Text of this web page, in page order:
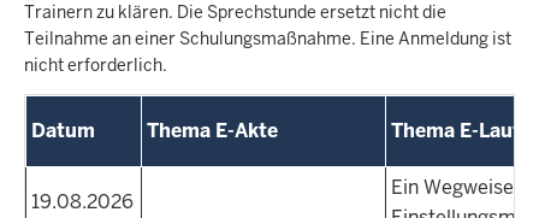
Trainern zu klären. Die Sprechstunde ersetzt nicht die
Teilnahme an einer Schulungsmaßnahme. Eine Anmeldung ist
nicht erforderlich.
Datum Thema E-Akte Thema E-
19.08.2026
Ein Wegweiser